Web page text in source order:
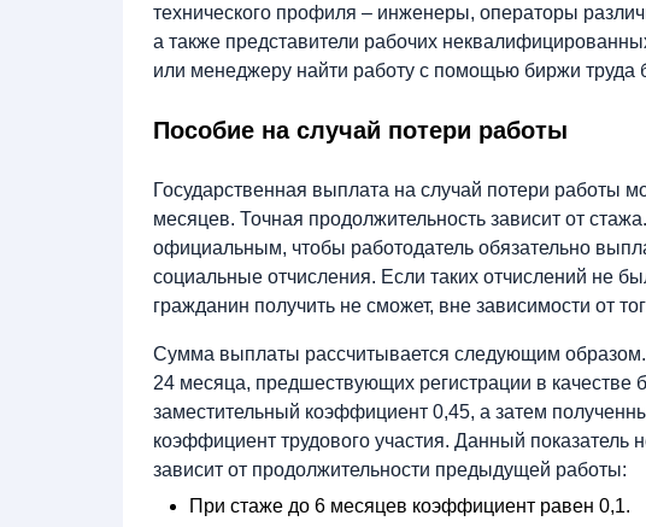
технического профиля – инженеры, операторы
а также представители рабочих
или менеджеру найти работу с помощью биржи труда
Пособие на случай потери работы
Государственная выплата на случай потери работы
месяцев. Точная продолжительность зависит от
официальным, чтобы работодатель обязательно
социальные отчисления. Если таких отчислений не
гражданин получить не сможет, вне зависимости от
Сумма выплаты рассчитывается следующим образом.
24 месяца, предшествующих регистрации в качестве
заместительный коэффициент 0,45, а затем
коэффициент трудового участия. Данный показатель
зависит от продолжительности предыдущей работы:
При стаже до 6 месяцев коэффициент равен 0,1.